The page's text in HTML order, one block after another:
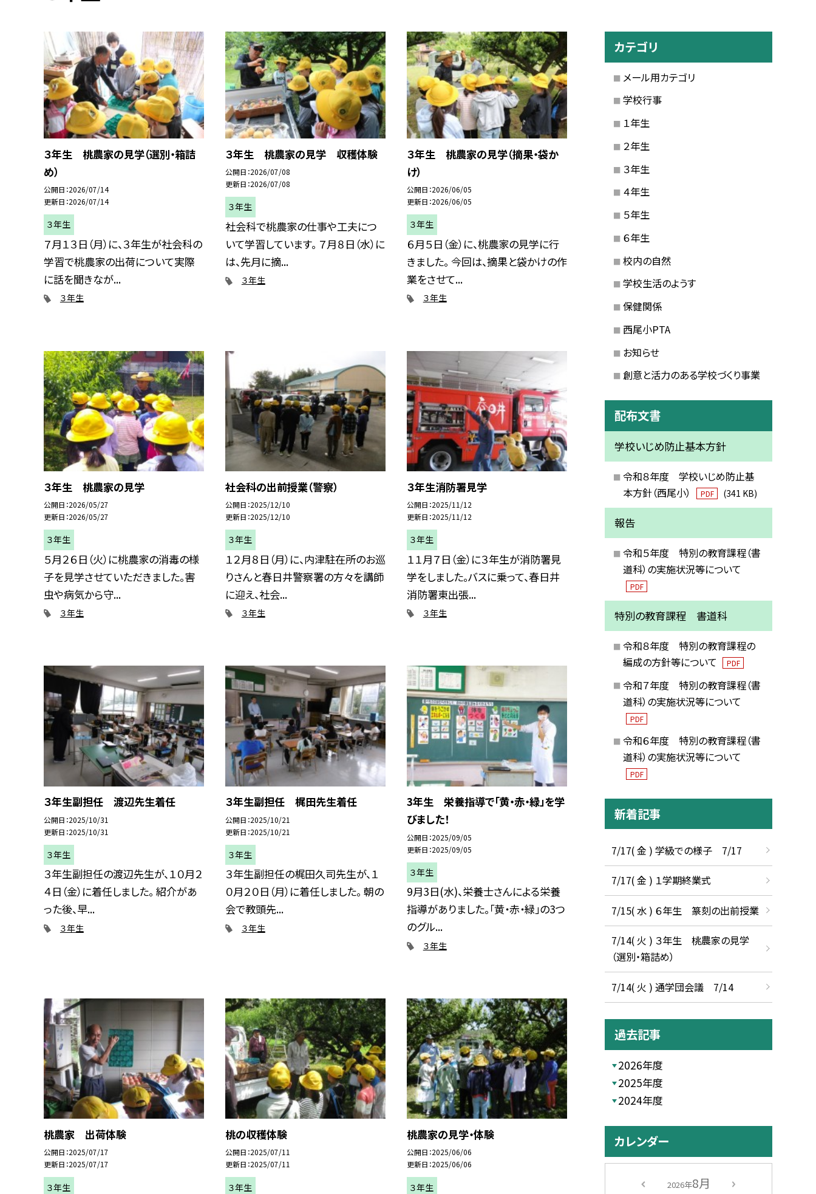
３年生 桃農家の見学（選別・箱詰
め）
公開日 2026/07/14
更新日 2026/07/14
３年生
７月１３日（月）に、３年生が社会科の
学習で桃農家の出荷について実際
に話を聞きなが...
３年生
３年生 桃農家の見学 収穫体験
公開日 2026/07/08
更新日 2026/07/08
３年生
社会科で桃農家の仕事や工夫につ
いて学習しています。 ７月８日（水）に
は、先月に摘...
３年生
３年生 桃農家の見学（摘果・袋か
け）
公開日 2026/06/05
更新日 2026/06/05
３年生
６月５日（金）に、桃農家の見学に行
きました。 今回は、摘果と袋かけの作
業をさせて...
３年生
３年生 桃農家の見学
公開日 2026/05/27
更新日 2026/05/27
３年生
５月２６日（火）に桃農家の消毒の様
子を見学させていただきました。害
虫や病気から守...
３年生
社会科の出前授業（警察）
公開日 2025/12/10
更新日 2025/12/10
３年生
１２月８日（月）に、内津駐在所のお巡
りさんと春日井警察署の方々を講師
に迎え、社会...
３年生
３年生消防署見学
公開日 2025/11/12
更新日 2025/11/12
３年生
１１月７日（金）に３年生が消防署見
学をしました。バスに乗って、春日井
消防署東出張...
３年生
３年生副担任 渡辺先生着任
公開日 2025/10/31
更新日 2025/10/31
３年生
３年生副担任の渡辺先生が、１０月２
４日（金）に着任しました。 紹介があ
った後、早...
３年生
３年生副担任 梶田先生着任
公開日 2025/10/21
更新日 2025/10/21
３年生
３年生副担任の梶田久司先生が、１
０月２０日（月）に着任しました。 朝の
会で教頭先...
３年生
3年生 栄養指導で「黄・赤・緑」を学
びました！
公開日 2025/09/05
更新日 2025/09/05
３年生
9月3日(水)、栄養士さんによる栄養
指導がありました。「黄・赤・緑」の3つ
のグル...
３年生
桃農家 出荷体験
公開日 2025/07/17
更新日 2025/07/17
３年生
桃の収穫体験
公開日 2025/07/11
更新日 2025/07/11
３年生
桃農家の見学・体験
公開日 2025/06/06
更新日 2025/06/06
３年生
カテゴリ
メール用カテゴリ
学校行事
１年生
２年生
３年生
４年生
５年生
６年生
校内の自然
学校生活のようす
保健関係
西尾小PTA
お知らせ
創意と活力のある学校づくり事業
配布文書
学校いじめ防止基本方針
令和８年度 学校いじめ防止基
本方針（西尾小）
PDF (341 KB)
報告
令和５年度 特別の教育課程（書
道科）の実施状況等について
PDF
特別の教育課程 書道科
令和８年度 特別の教育課程の
編成の方針等について
PDF
令和７年度 特別の教育課程（書
道科）の実施状況等について
PDF
令和６年度 特別の教育課程（書
道科）の実施状況等について
PDF
新着記事
7/17( 金 ) 学級での様子 7/17
7/17( 金 ) １学期終業式
7/15( 水 ) ６年生 篆刻の出前授業
7/14( 火 ) ３年生 桃農家の見学
（選別・箱詰め）
7/14( 火 ) 通学団会議 7/14
過去記事
2026年度
2025年度
2024年度
カレンダー
2026年8月